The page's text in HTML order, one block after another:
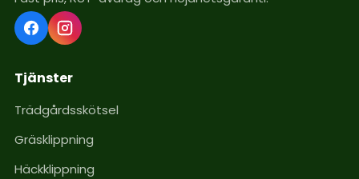
Tjänster
Trädgårdsskötsel
Gräsklippning
Häckklippning